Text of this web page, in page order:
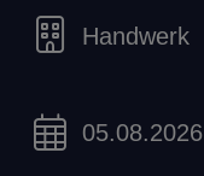
Handwerk
05.08.2026